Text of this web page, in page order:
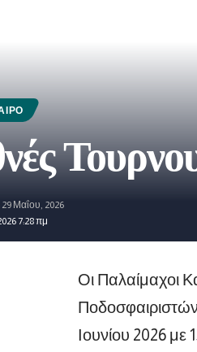
7:28 πμ
Μαΐου, 2026
Οι Παλαίμαχοι
Ιουνίου 2026